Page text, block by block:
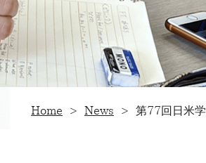
Home > News > 第77回日米